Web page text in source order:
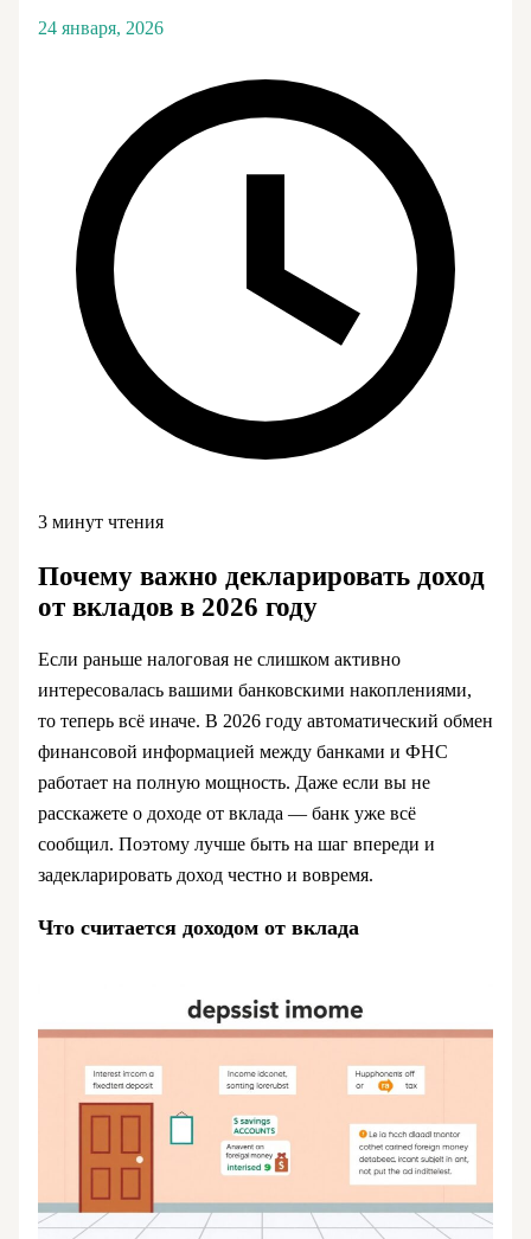
24 января, 2026
3 минут чтения
Почему важно декларировать доход
от вкладов в 2026 году
Если раньше налоговая не слишком активно
интересовалась вашими банковскими накоплениями,
то теперь всё иначе. В 2026 году автоматический обмен
финансовой информацией между банками и ФНС
работает на полную мощность. Даже если вы не
расскажете о доходе от вклада — банк уже всё
сообщил. Поэтому лучше быть на шаг впереди и
задекларировать доход честно и вовремя.
Что считается доходом от вклада